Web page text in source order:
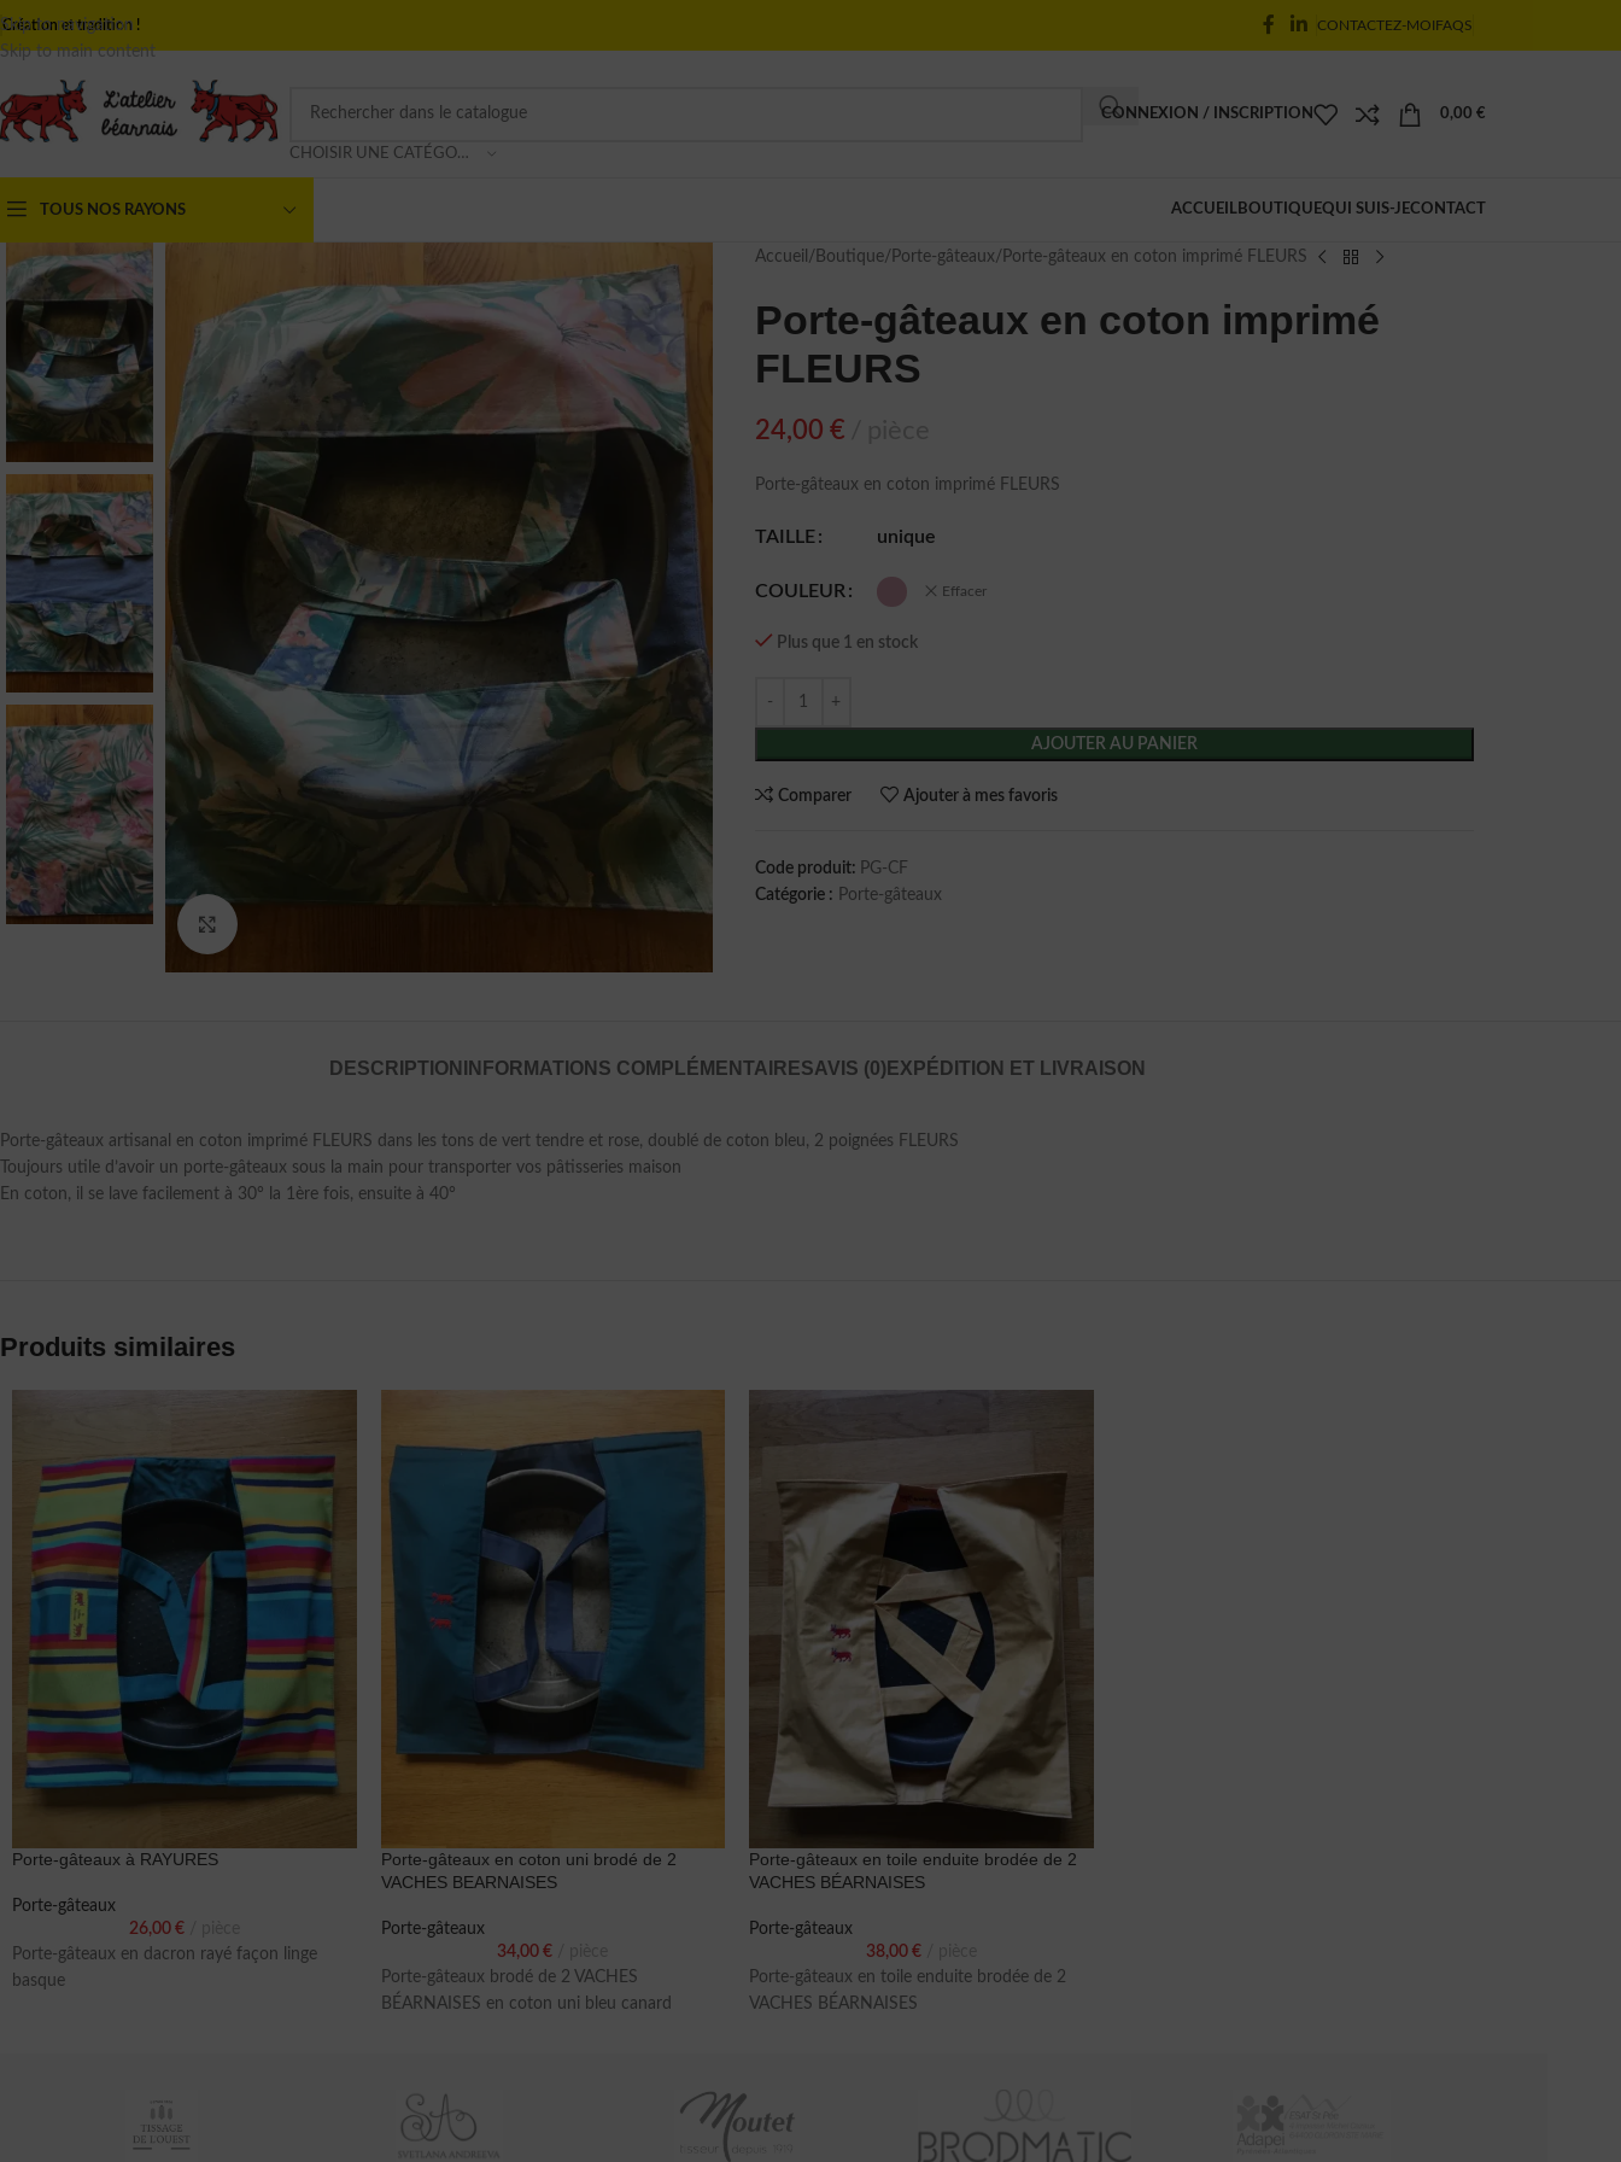
Skip to navigation
Skip to main content
Création et tradition ! CONTACTEZ-MOIFAQS
CHOISIR UNE CATÉGORIE
CONNEXION / INSCRIPTION 0,00 €
TOUS NOS RAYONS ACCUEIL BOUTIQUEQUI SUIS-JECONTACT
Accueil Boutique Porte-gâteaux Porte-gâteaux en coton imprimé FLEURS
Porte-gâteaux en coton imprimé
FLEURS
24,00 €
Porte-gâteaux en coton imprimé FLEURS
TAILLE unique
COULEUR Effacer
Plus que 1 en stock
AJOUTER AU PANIER
Comparer Ajouter à mes favoris
Code produit: PG-CF
Catégorie : Porte-gâteaux
DESCRIPTION INFORMATIONS COMPLÉMENTAIRESAVIS (0) EXPÉDITION ET LIVRAISON
Porte-gâteaux artisanal en coton imprimé FLEURS dans les tons de vert tendre et rose, doublé de coton bleu, 2 poignées FLEURS
Toujours utile d’avoir un porte-gâteaux sous la main pour transporter vos pâtisseries maison
En coton, il se lave facilement à 30° la 1ère fois, ensuite à 40°
Produits similaires
Porte-gâteaux à RAYURES
Porte-gâteaux
26,00 €
Porte-gâteaux en dacron rayé façon linge
basque
Porte-gâteaux en coton uni brodé de 2
VACHES BEARNAISES
Porte-gâteaux
34,00€
Porte-gâteaux brodé de 2 VACHES
BÉARNAISES en coton uni bleu canard
Porte-gâteaux en toile enduite brodée de 2
VACHES BÉARNAISES
Porte-gâteaux
38,00 €
Porte-gâteaux en toile enduite brodée de 2
VACHES BÉARNAISES